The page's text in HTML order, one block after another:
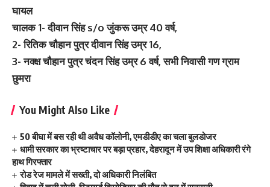
घायल
चालक 1- दीवान सिंह s/o जुंकरू उम्र 40 वर्ष,
2- रितिक चौहान पुत्र दीवान सिंह उम्र 16,
3- नक्क्ष चौहान पुत्र चंदन सिंह उम्र 6 वर्ष, सभी निवासी गण ग्राम
छुमरा
You Might Also Like
50 बीघा में बस रही थी अवैध कॉलोनी, एमडीडीए का चला बुलडोजर
धामी सरकार का भ्रष्टाचार पर बड़ा प्रहार, देहरादून में उप शिक्षा अधिकारी रंगे
हाथ गिरफ्तार
रोड रेज मामले में सख्ती, दो अधिकारी निलंबित